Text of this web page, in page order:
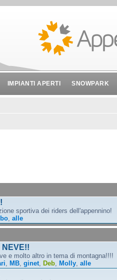
IMPIANTI APERTI SNOWPARK
sportiva dei riders dell'appennino!
alle
NEVE!!
e molto altro in tema di montagna!!!!
MB ginet Deb Molly alle